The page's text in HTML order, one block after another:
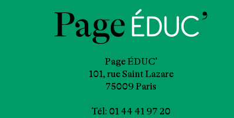
Page ÉDUC’
101, rue Saint Lazare
75009 Paris
Tél: 01 44 41 97 20